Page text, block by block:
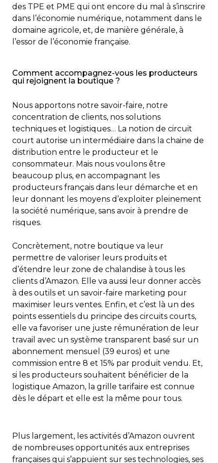
des TPE et PME qui ont encore du mal à s’inscrire
dans l’économie numérique, notamment dans le
domaine agricole, et, de manière générale, à
l’essor de l’économie française.
Comment accompagnez-vous les producteurs
qui rejoignent la boutique ?
Nous apportons notre savoir-faire, notre
concentration de clients, nos solutions
techniques et logistiques… La notion de circuit
court autorise un intermédiaire dans la chaine de
distribution entre le producteur et le
consommateur. Mais nous voulons être
beaucoup plus, en accompagnant les
producteurs français dans leur démarche et en
leur donnant les moyens d’exploiter pleinement
la société numérique, sans avoir à prendre de
risques.
Concrètement, notre boutique va leur
permettre de valoriser leurs produits et
d’étendre leur zone de chalandise à tous les
clients d’Amazon. Elle va aussi leur donner accès
à des outils et un savoir-faire marketing pour
maximiser leurs ventes. Enfin, et c’est là un des
points essentiels du principe des circuits courts,
elle va favoriser une juste rémunération de leur
travail avec un système transparent basé sur un
abonnement mensuel (39 euros) et une
commission entre 8 et 15% par produit vendu. Et,
si les producteurs souhaitent bénéficier de la
logistique Amazon, la grille tarifaire est connue
dès le départ et elle est la même pour tous.
Plus largement, les activités d’Amazon ouvrent
de nombreuses opportunités aux entreprises
françaises qui s’appuient sur ses technologies, ses